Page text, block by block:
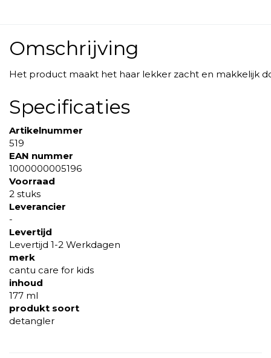
Omschrijving
Het product maakt het haar lekker zacht en makkelijk
Specificaties
Artikelnummer
519
EAN nummer
1000000005196
Voorraad
2 stuks
Leverancier
-
Levertijd
Levertijd 1-2 Werkdagen
merk
cantu care for kids
inhoud
177 ml
produkt soort
detangler